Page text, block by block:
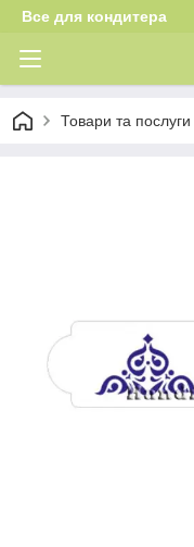
Все для кондитера
Товари та послуги